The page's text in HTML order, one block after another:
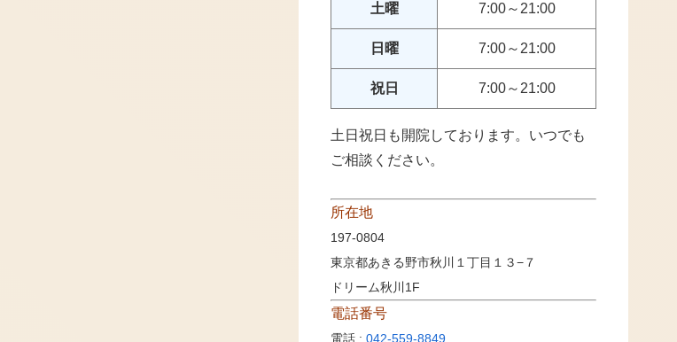
土曜 7:00～21:00
日曜 7:00～21:00
祝日 7:00～21:00
土日祝日も開院しております。いつでも
ご相談ください。
所在地
197-0804
東京都あきる野市秋川１丁目１３−７
ドリーム秋川1F
電話番号
電話 : 042-559-8849